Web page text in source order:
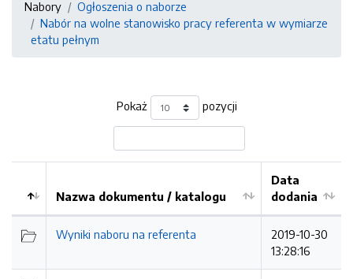
Nabory
Ogłoszenia o naborze
Nabór na wolne stanowisko pracy referenta w wymiarze
etatu pełnym
Pokaż pozycji
Kolejność
Nazwa dokumentu / katalogu
Data
dodania
Wyniki naboru na referenta
2019-10-30
13:28:16